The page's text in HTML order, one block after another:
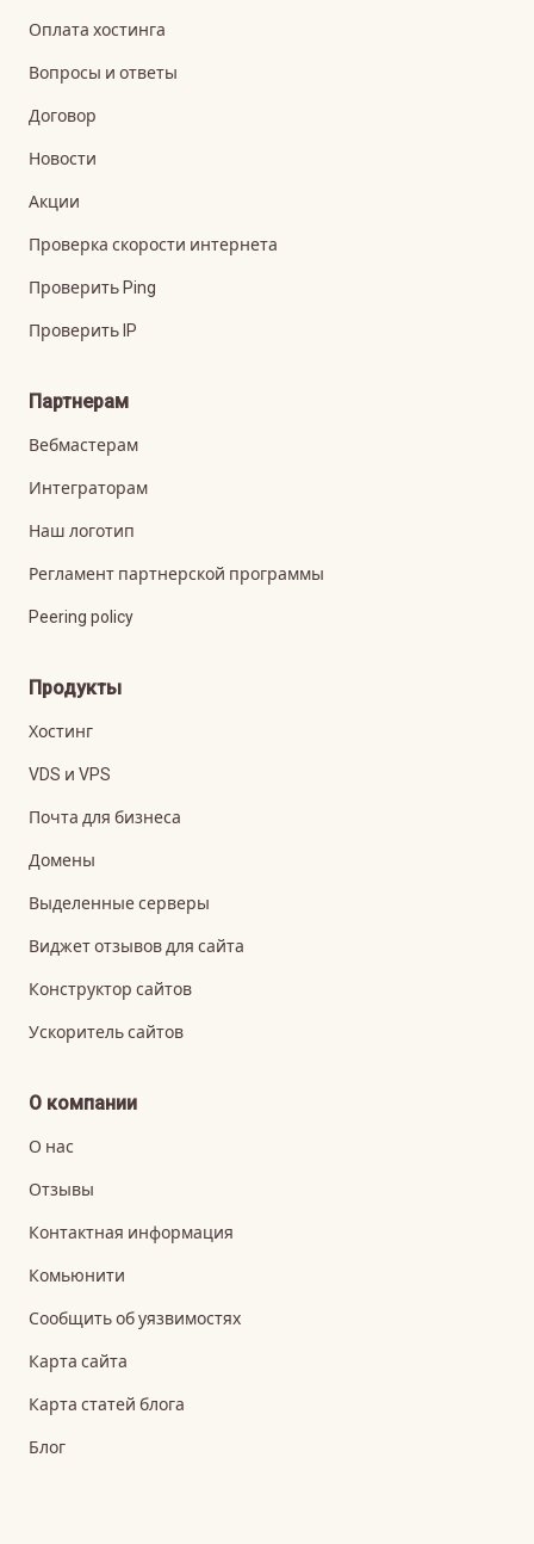
Оплата хостинга
Вопросы и ответы
Договор
Новости
Акции
Проверка скорости интернета
Проверить Ping
Проверить IP
Партнерам
Вебмастерам
Интеграторам
Наш логотип
Регламент партнерской программы
Peering policy
Продукты
Хостинг
VDS и VPS
Почта для бизнеса
Домены
Выделенные серверы
Виджет отзывов для сайта
Конструктор сайтов
Ускоритель сайтов
О компании
О нас
Отзывы
Контактная информация
Комьюнити
Сообщить об уязвимостях
Карта сайта
Карта статей блога
Блог